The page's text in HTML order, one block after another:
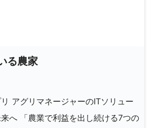
る農家
アグリマネージャーのITソリュー
へ 「農業で利益を出し続ける7つの